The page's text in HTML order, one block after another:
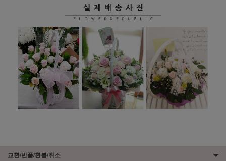
교환/반품/환불/취소